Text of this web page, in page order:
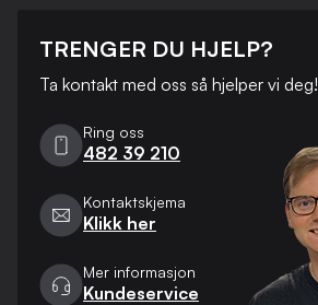
TRENGER DU HJELP?
Ta kontakt med oss ​​så hjelper vi deg!
Ring oss
482 39 210
Kontaktskjema
Klikk her
Mer informasjon
Kundeservice